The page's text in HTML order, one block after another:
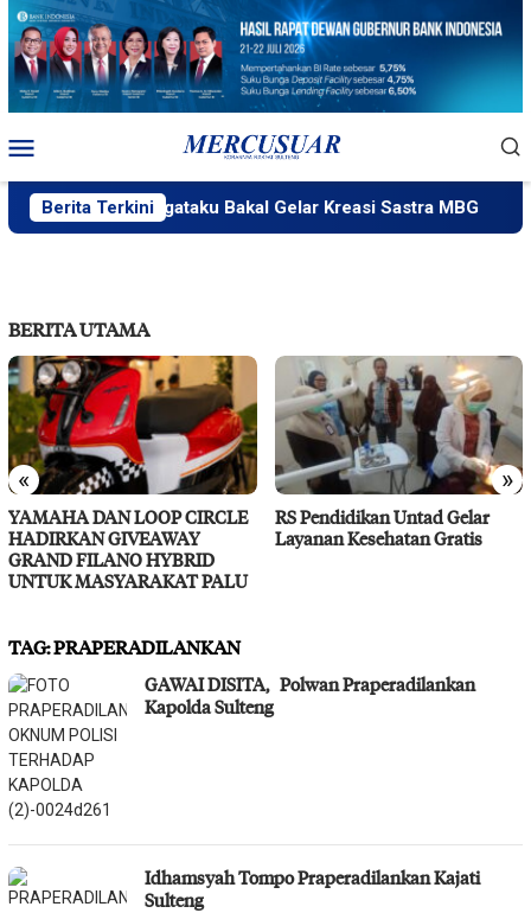
Loncat
konten
Mobile
Berita Terkini
PlakPlik Ngataku Bakal Gelar Kreasi Sastra MBG
BERITA UTAMA
« »
YAMAHA DAN LOOP CIRCLE
HADIRKAN GIVEAWAY
GRAND FILANO HYBRID
UNTUK MASYARAKAT PALU
RS Pendidikan Untad Gelar
Layanan Kesehatan Gratis
TAG:PRAPERADILANKAN
GAWAI DISITA, Polwan Praperadilankan
Kapolda Sulteng
Idhamsyah Tompo Praperadilankan Kajati
Sulteng